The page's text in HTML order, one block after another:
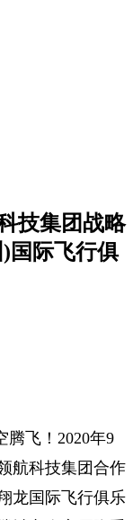
技集团战略
国际飞行俱
腾飞！2020年9
航科技集团合作
龙国际飞行俱乐